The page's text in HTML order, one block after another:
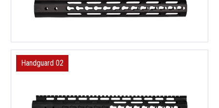
Handguard 02